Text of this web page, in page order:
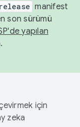
manifest
son sürümü
yapılan
için
zeka